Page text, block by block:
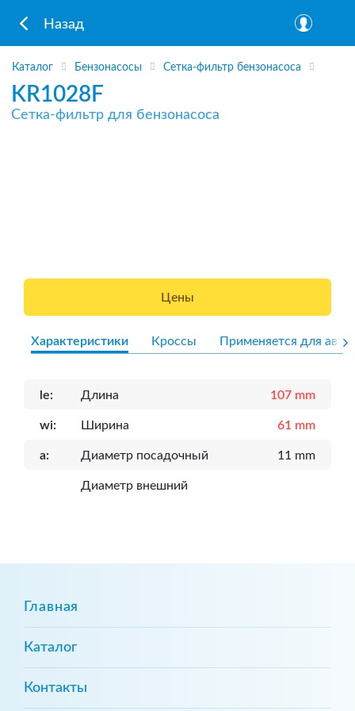
Назад
Каталог Бензонасосы Сетка-фильтр бензонасоса
KR1028F
Сетка-фильтр для бензонасоса
Цены
Характеристики Кроссы Применяется для авто
le: Длина 107 mm
wi: Ширина 61 mm
a: Диаметр посадочный 11 mm
Диаметр внешний
Главная
Каталог
Контакты